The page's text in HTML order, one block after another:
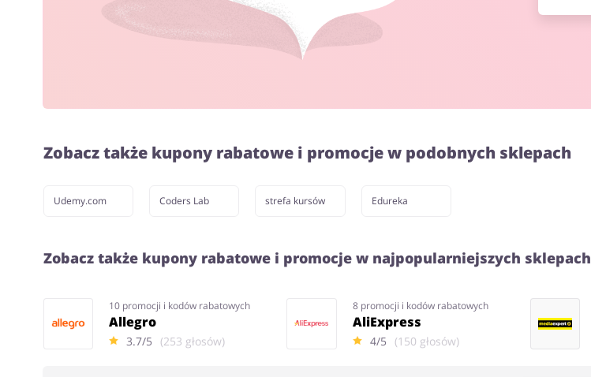
Zobacz także kupony rabatowe i promocje w podobnych sklepach
Udemy.com Coders Lab strefa kursów Edureka
Zobacz także kupony rabatowe i promocje w najpopularniejszych sklepach
10 promocji i kodów rabatowych
Allegro
3.7/5 (253 głosów)
8 promocji i kodów rabatowych
AliExpress
4/5 (150 głosów)